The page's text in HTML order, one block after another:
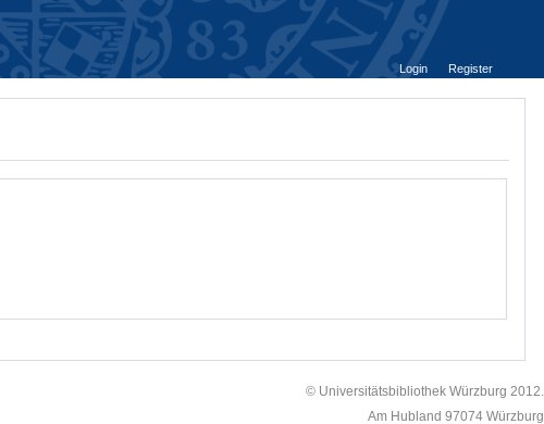
Login
Register
© Universitätsbibliothek Würzburg 2012.
Am Hubland 97074 Würzburg